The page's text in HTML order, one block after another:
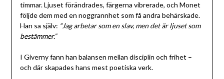
timmar. Ljuset förändrades, färgerna vibrerade, och Monet
följde dem med en noggrannhet som få andra behärskade.
Han sa själv: “Jag arbetar som en slav, men det är ljuset som
bestämmer.”
I Giverny fann han balansen mellan disciplin och frihet –
och där skapades hans mest poetiska verk.